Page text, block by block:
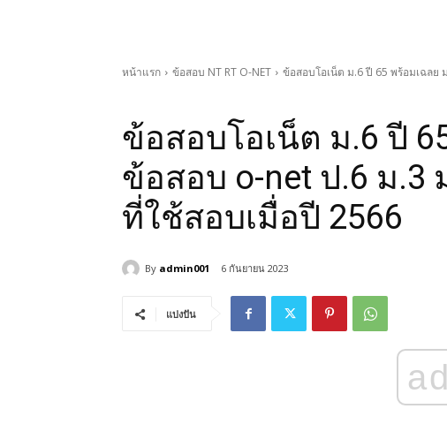
หน้าแรก ข้อสอบ NT RT O-NET ข้อสอบโอเน็ต ม.6 ปี 65 พร้อมเฉลย
ข้อสอบโอเน็ต ม.6 ปี
ข้อสอบ o-net ป.6 ม.3
ที่ใช้สอบเมื่อปี 2566
By admin001 6 กันยายน 2023
แบ่งปัน
ad